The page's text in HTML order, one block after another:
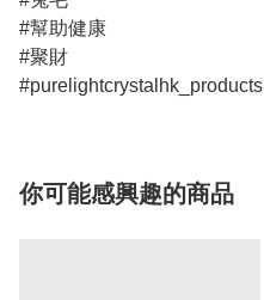
#幫助健康
#聚財
#purelightcrystalhk_products
你可能感興趣的商品